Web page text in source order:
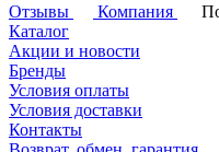
Отзывы
Компания
Каталог
Акции и новости
Бренды
Условия оплаты
Условия доставки
Контакты